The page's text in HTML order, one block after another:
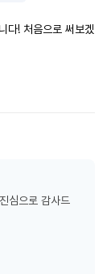
다! 처음으로 써보겠
심으로 감사드